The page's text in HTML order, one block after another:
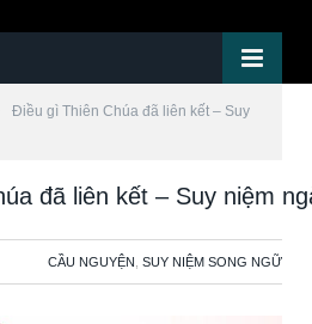
Ðiều gì Thiên Chúa đã liên kết – Suy
đã liên kết – Suy niệm
CẦU NGUYỆN SUY NIỆM SONG NGỮ